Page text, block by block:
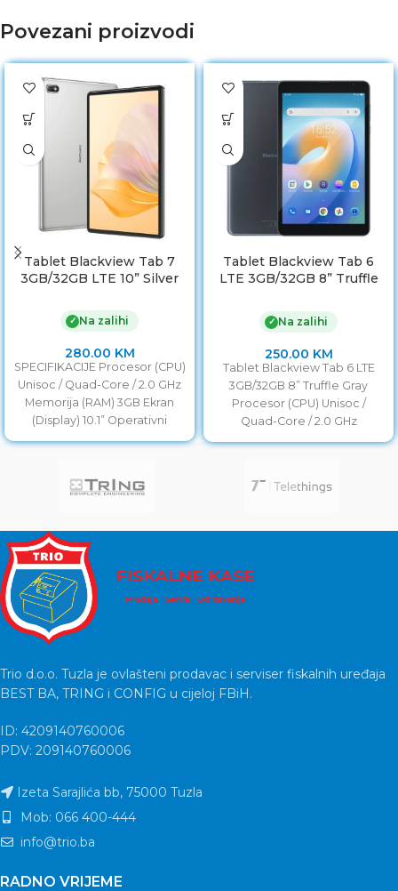
Povezani proizvodi
Tablet Blackview Tab 7
3GB/32GB LTE 10” Silver
✓ Na zalihi
280.00 KM
SPECIFIKACIJE Procesor (CPU)
Unisoc / Quad-Core / 2.0 GHz
Memorija (RAM) 3GB Ekran
(Display) 10.1” Operativni
Sistem Android 11 Pohrana
Tablet Blackview Tab 6
LTE 3GB/32GB 8” Truffle
✓ Na zalihi
250.00 KM
Tablet Blackview Tab 6 LTE
3GB/32GB 8” Truffle Gray
Procesor (CPU) Unisoc /
Quad-Core / 2.0 GHz
Memorija (RAM) 3GB
Trio d.o.o. Tuzla je ovlašteni prodavac i serviser fiskalnih uređaja
BEST BA, TRING i CONFIG u cijeloj FBiH.
ID: 4209140760006
PDV: 209140760006
Izeta Sarajlića bb, 75000 Tuzla
Mob: 066 400-444
info@trio.ba
RADNO VRIJEME